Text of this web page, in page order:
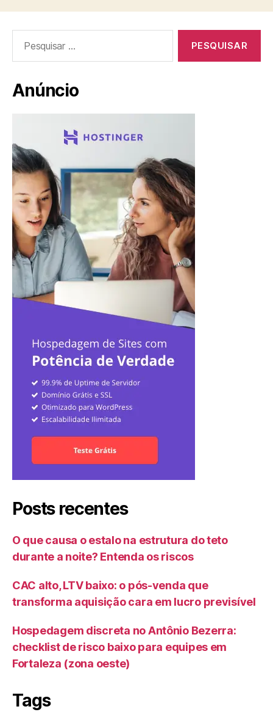
por:
Anúncio
Posts recentes
O que causa o estalo na estrutura do teto
durante a noite? Entenda os riscos
CAC alto, LTV baixo: o pós-venda que
transforma aquisição cara em lucro previsível
Hospedagem discreta no Antônio Bezerra:
checklist de risco baixo para equipes em
Fortaleza (zona oeste)
Tags